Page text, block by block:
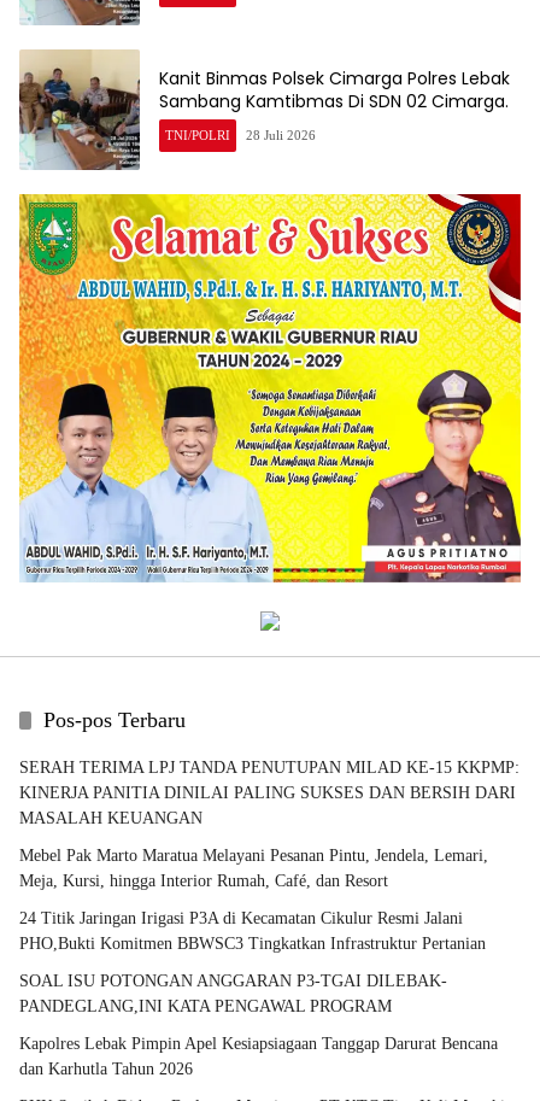
Kanit Binmas Polsek Cimarga Polres Lebak
Sambang Kamtibmas Di SDN 02 Cimarga.
TNI/POLRI 28 Juli 2026
Pos-pos Terbaru
SERAH TERIMA LPJ TANDA PENUTUPAN MILAD KE-15 KKPMP:
KINERJA PANITIA DINILAI PALING SUKSES DAN BERSIH DARI
MASALAH KEUANGAN
Mebel Pak Marto Maratua Melayani Pesanan Pintu, Jendela, Lemari,
Meja, Kursi, hingga Interior Rumah, Café, dan Resort
24 Titik Jaringan Irigasi P3A di Kecamatan Cikulur Resmi Jalani
PHO,Bukti Komitmen BBWSC3 Tingkatkan Infrastruktur Pertanian
SOAL ISU POTONGAN ANGGARAN P3-TGAI DILEBAK-
PANDEGLANG,INI KATA PENGAWAL PROGRAM
Kapolres Lebak Pimpin Apel Kesiapsiagaan Tanggap Darurat Bencana
dan Karhutla Tahun 2026